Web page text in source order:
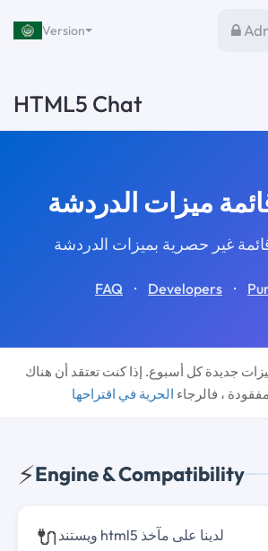
Version
HTML5 Chat
FAQ · Developers ·
جديدة كل أسبوع. إذا كنت تعتقد أن هناك
، فالرجاء الحرية في اقتراحها
⚡Engine & Compatibility
🔌 ويستند html5 لدينا على مآخذ